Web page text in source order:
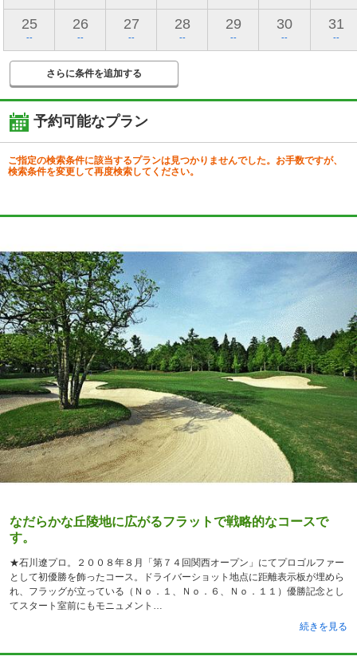
25
--
26
--
27
--
28
--
29
--
30
--
31
--
さらに条件を追加する
予約可能なプラン
ご指定の検索条件に該当するプランは見つかりませんでした。お手数ですが、
検索条件を変更して再度検索してください。
なだらかな丘陵地に広がるフラットで戦略的なコースで
す。
★石川遼プロ。２００８年８月「第７４回関西オープン」にてプロゴルファー
として初優勝を飾ったコース。ドライバーショット地点に距離表示板が埋めら
れ、フラッグが立っている（Ｎｏ．１、Ｎｏ．６、Ｎｏ．１１）優勝記念とし
てスタート室前にもモニュメント
続きを見る